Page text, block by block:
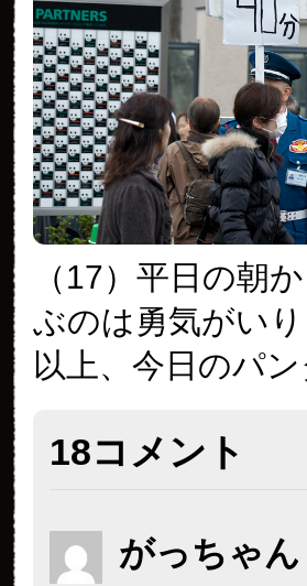
（17）平日の朝
ぶのは勇気がい
以上、今日のパン
18コメント
がっちゃん